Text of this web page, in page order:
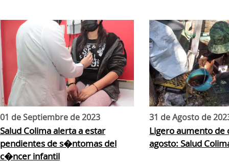
01 de Septiembre de 2023
Salud Colima alerta a estar
pendientes de s�ntomas del
c�ncer infantil
31 de Agosto de
Ligero aumento de
agosto: Salud